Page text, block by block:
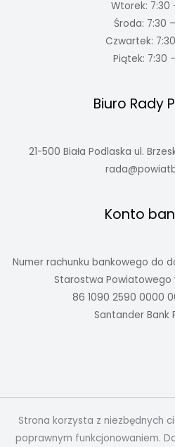
Wtorek: 7:30
Środa: 7:30
Czwartek:
Piątek: 7:30
Biuro Rady
21-500 Biała Podlaska ul.
Konto
Numer rachunku bankowego do
Starostwa Powiatowego
86 1090 2590 0000
Santander Bank
Strona korzysta z niezbędnych
poprawnym funkcjonowaniem.